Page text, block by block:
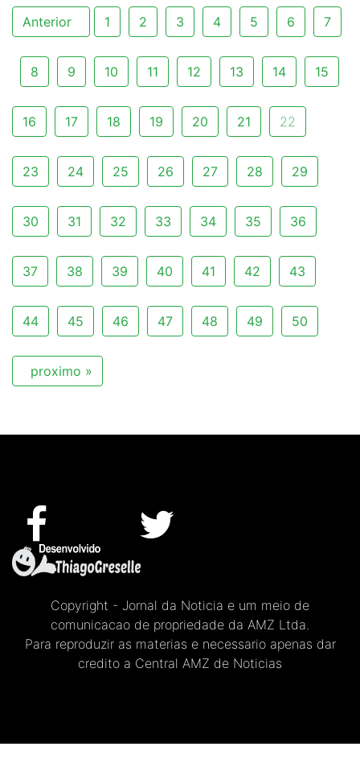
Anterior 1 2 3 4 5 6 7
8 9 10 11 12 13 14 15
16 17 18 19 20 21 22
23 24 25 26 27 28 29
30 31 32 33 34 35 36
37 38 39 40 41 42 43
44 45 46 47 48 49 50
proximo »
Copyright - Jornal da Noticia e um meio de
comunicacao de propriedade da AMZ Ltda.
Para reproduzir as materias e necessario apenas dar
credito a Central AMZ de Noticias